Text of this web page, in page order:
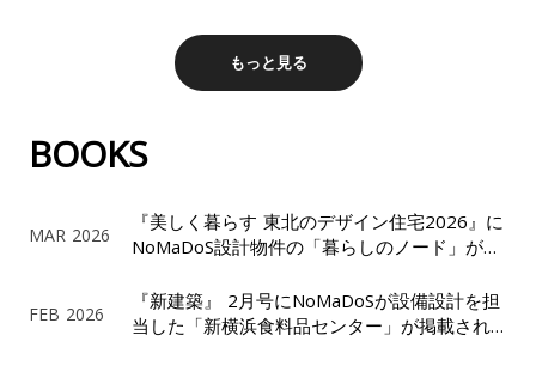
もっと見る
BOOKS
MAR 2026
『美しく暮らす 東北のデザイン住宅2026』に
NoMaDoS設計物件の「暮らしのノード」が掲
FEB 2026
『新建築』 2月号にNoMaDoSが設備設計を担
当した「新横浜食料品センター」が掲載され